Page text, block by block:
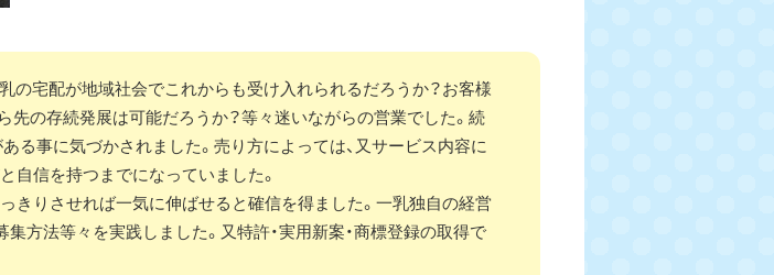
の宅配が地域社会でこれからも受け入れられるだろうか？お客様
先の存続発展は可能だろうか？等々迷いながらの営業でした。続
る事に気づかされました。売り方によっては、又サービス内容に
自信を持つまでになっていました。
きりさせれば一気に伸ばせると確信を得ました。一乳独自の経営
集方法等々を実践しました。又特許・実用新案・商標登録の取得で